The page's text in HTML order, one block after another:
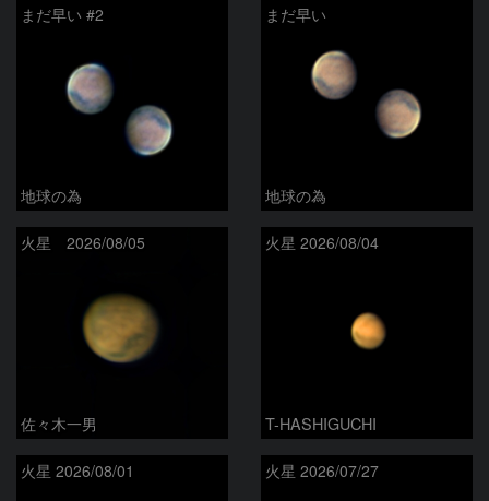
まだ早い #2
地球の為
まだ早い
地球の為
火星 2026/08/05
佐々木一男
火星 2026/08/04
T-HASHIGUCHI
火星 2026/08/01 火星 2026/07/27